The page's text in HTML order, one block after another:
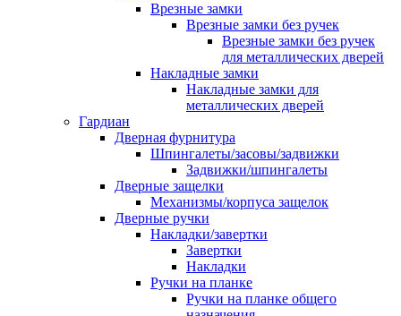
Врезные замки
Врезные замки без ручек
Врезные замки без ручек
для металлических дверей
Накладные замки
Накладные замки для
металлических дверей
Гардиан
Дверная фурнитура
Шпингалеты/засовы/задвижки
Задвижки/шпингалеты
Дверные защелки
Механизмы/корпуса защелок
Дверные ручки
Накладки/завертки
Завертки
Накладки
Ручки на планке
Ручки на планке общего